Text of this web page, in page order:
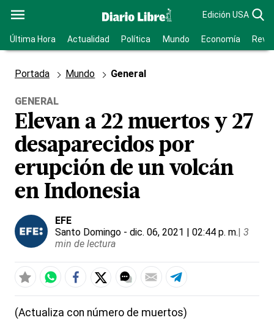
Edición USA
Última Hora Actualidad Política Mundo Economía
Portada Mundo General
GENERAL
Elevan a 22 muertos y 27
desaparecidos por
erupción de un volcán
en Indonesia
EFE
Santo Domingo - dic. 06, 2021 | 02:44 p. m.| 3
min de lectura
(Actualiza con número de muertos)